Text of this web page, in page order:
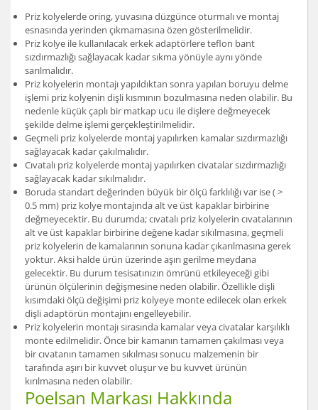
Priz kolyelerde oring, yuvasına düzgünce oturmalı ve montaj
esnasında yerinden çıkmamasına özen gösterilmelidir.
Priz kolye ile kullanılacak erkek adaptörlere teflon bant
sızdırmazlığı sağlayacak kadar sıkma yönüyle aynı yönde
sarılmalıdır.
Priz kolyelerin montajı yapıldıktan sonra yapılan boruyu delme
işlemi priz kolyenin dişli kısmının bozulmasına neden olabilir. Bu
nedenle küçük çaplı bir matkap ucu ile dişlere değmeyecek
şekilde delme işlemi gerçekleştirilmelidir.
Geçmeli priz kolyelerde montaj yapılırken kamalar sızdırmazlığı
sağlayacak kadar çakılmalıdır.
Cıvatalı priz kolyelerde montaj yapılırken civatalar sızdırmazlığı
sağlayacak kadar sıkılmalıdır.
Boruda standart değerinden büyük bir ölçü farklılığı var ise ( >
0.5 mm) priz kolye montajında alt ve üst kapaklar birbirine
değmeyecektir. Bu durumda; cıvatalı priz kolyelerin cıvatalarının
alt ve üst kapaklar birbirine değene kadar sıkılmasına, geçmeli
priz kolyelerin de kamalarının sonuna kadar çıkarılmasına gerek
yoktur. Aksi halde ürün üzerinde aşırı gerilme meydana
gelecektir. Bu durum tesisatınızın ömrünü etkileyeceği gibi
ürünün ölçülerinin değişmesine neden olabilir. Özellikle dişli
kısımdaki ölçü değişimi priz kolyeye monte edilecek olan erkek
dişli adaptörün montajını engelleyebilir.
Priz kolyelerin montajı sırasında kamalar veya civatalar karşılıklı
monte edilmelidir. Önce bir kamanın tamamen çakılması veya
bir cıvatanın tamamen sıkılması sonucu malzemenin bir
tarafında aşırı bir kuvvet oluşur ve bu kuvvet ürünün
kırılmasına neden olabilir.
Poelsan Markası Hakkında